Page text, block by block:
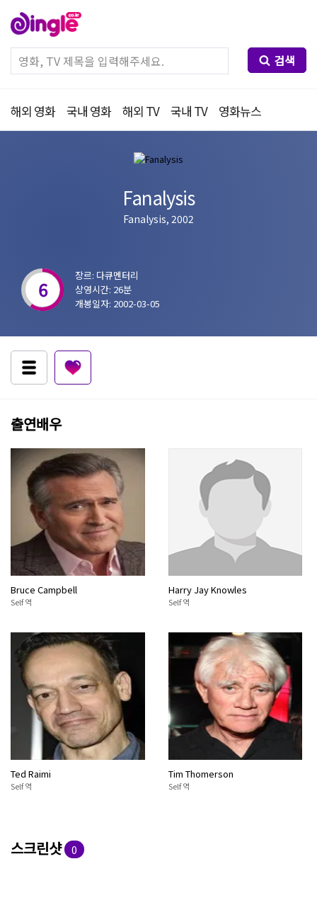
검색
해외 영화 국내 영화 해외 TV 국내 TV 영화뉴스
Fanalysis
Fanalysis, 2002
6
장르: 다큐멘터리
상영시간: 26분
개봉일자: 2002-03-05
출연배우
Bruce Campbell
Self 역
Harry Jay Knowles
Self 역
Ted Raimi
Self 역
Tim Thomerson
Self 역
스크린샷 0